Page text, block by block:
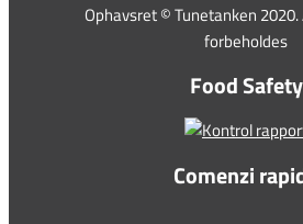
Ophavsret © Tunetanken
forbeholdes
Food Safety
Comenzi